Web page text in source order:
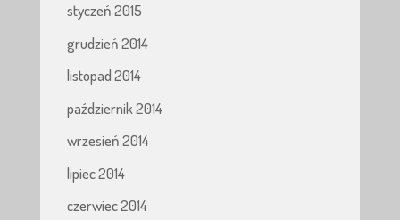
styczeń 2015
grudzień 2014
listopad 2014
październik 2014
wrzesień 2014
lipiec 2014
czerwiec 2014